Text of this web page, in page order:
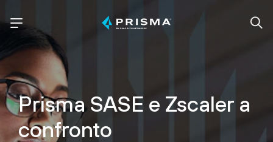
Prisma SASE e Zscaler a
confronto